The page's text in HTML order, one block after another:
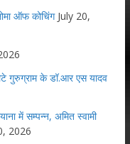
ऑफ कोचिंग July 20,
गुरुग्राम के डॉ.आर एस यादव
में सम्पन्न, अमित स्वामी
2026